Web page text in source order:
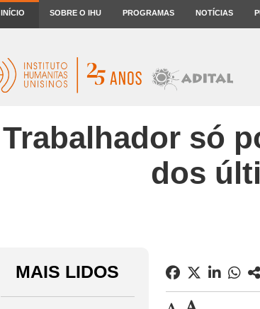
INÍCIO SOBRE O IHU PROGRAMAS NOTÍCIAS
Trabalhador só
dos
MAIS LIDOS